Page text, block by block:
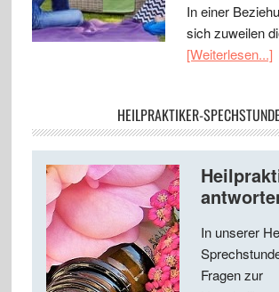
In einer
sich zuweilen
[Weiterlesen...]
HEILPRAKTIKER-SPECHSTUNDE
In unserer
Fragen zur